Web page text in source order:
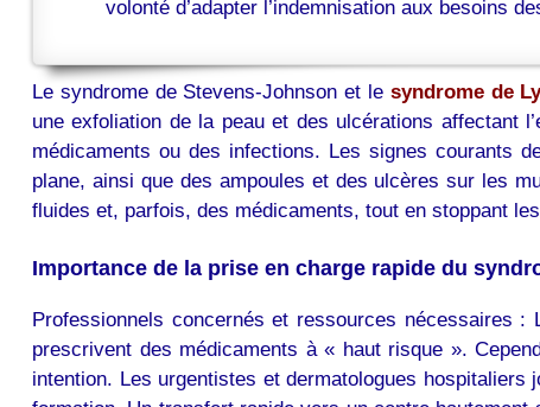
volonté d’adapter l’indemnisation aux besoins
Le syndrome de Stevens-Johnson et le syndrome de
une exfoliation de la peau et des ulcérations affectant
médicaments ou des infections. Les signes courants
plane, ainsi que des ampoules et des ulcères sur les
fluides et, parfois, des médicaments, tout en stoppant
Importance de la prise en charge rapide du
Professionnels concernés et ressources nécessaires :
prescrivent des médicaments à « haut risque ».
intention. Les urgentistes et dermatologues hospitaliers